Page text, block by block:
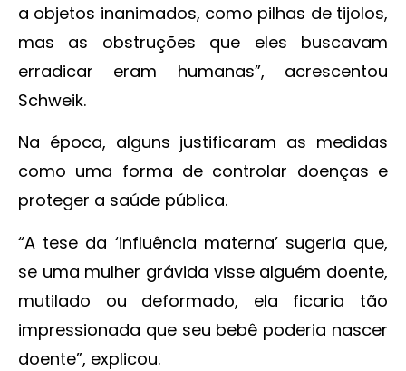
a objetos inanimados, como pilhas de tijolos,
mas as obstruções que eles buscavam
erradicar eram humanas”, acrescentou
Schweik.
Na época, alguns justificaram as medidas
como uma forma de controlar doenças e
proteger a saúde pública.
“A tese da ‘influência materna’ sugeria que,
se uma mulher grávida visse alguém doente,
mutilado ou deformado, ela ficaria tão
impressionada que seu bebê poderia nascer
doente”, explicou.